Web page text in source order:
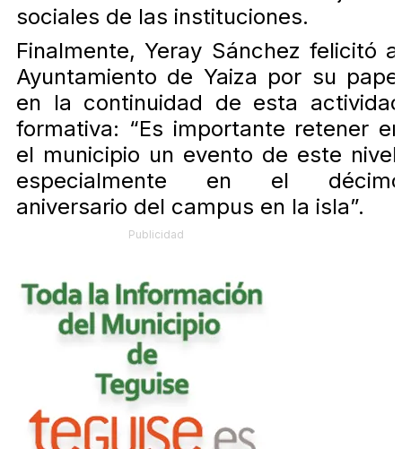
sociales de las instituciones.
Finalmente, Yeray Sánchez felicitó
Ayuntamiento de Yaiza por su
en la continuidad de esta
formativa: “Es importante retener
el municipio un evento de este
especialmente en el
aniversario del campus en la isla”.
Publicidad